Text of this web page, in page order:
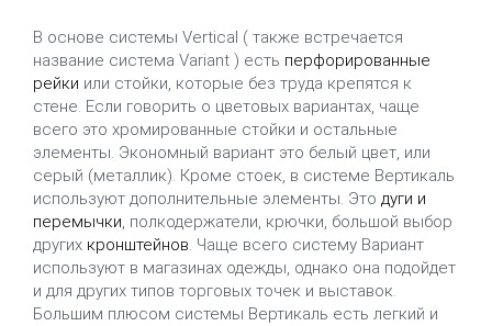
В основе системы Vertical ( также встречается
название система Variant ) есть перфорированные
рейки или стойки, которые без труда крепятся к
стене. Если говорить о цветовых вариантах, чаще
всего это хромированные стойки и остальные
элементы. Экономный вариант это белый цвет, или
серый (металлик). Кроме стоек, в системе Вертикаль
используют дополнительные элементы. Это дуги и
перемычки, полкодержатели, крючки, большой выбор
других кронштейнов. Чаще всего систему Вариант
используют в магазинах одежды, однако она подойдет
и для других типов торговых точек и выставок.
Большим плюсом системы Вертикаль есть легкий и